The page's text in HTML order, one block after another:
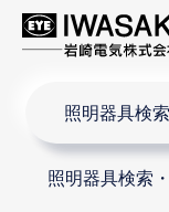
照明器具検
照明器具検索